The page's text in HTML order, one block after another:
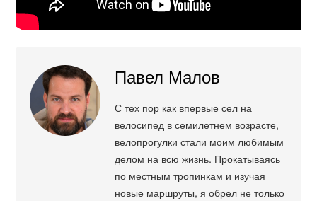
Павел Малов
С тех пор как впервые сел на
велосипед в семилетнем возрасте,
велопрогулки стали моим любимым
делом на всю жизнь. Прокатываясь
по местным тропинкам и изучая
новые маршруты, я обрел не только